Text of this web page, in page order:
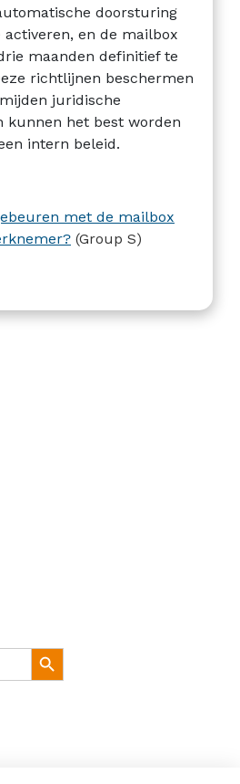
doorsturing
en de mailbox
maanden definitief te
richtlijnen beschermen
juridische
kunnen het best worden
intern beleid.
met de mailbox
(Group S)
Zoekknop